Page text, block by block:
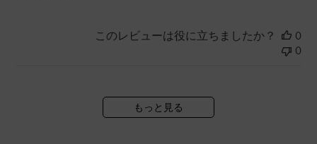
このレビューは役に立ちましたか？
0
0
もっと見る